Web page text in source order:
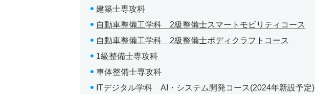
建築士専攻科
自動車整備工学科 2級整備士スマートモビリティコース
自動車整備工学科 2級整備士ボディクラフトコース
1級整備士専攻科
車体整備士専攻科
ITデジタル学科 AI・システム開発コース(2024年新設予定)